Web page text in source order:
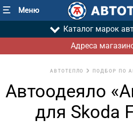
Меню
Каталог марок
Адреса
АВТОТЕПЛО ПОДБОР ПО
Автоодеяло
для Skoda